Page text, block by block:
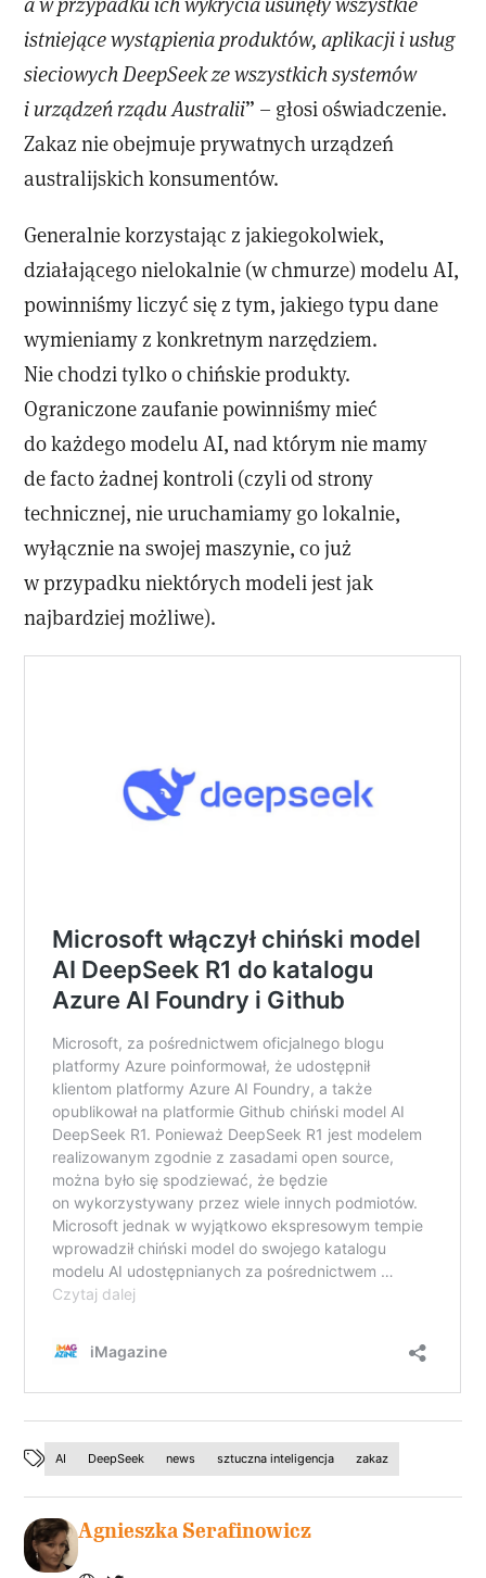
istniejące wystąpienia produktów, aplikacji i usług
sieciowych DeepSeek ze wszystkich systemów
i urządzeń rządu Australii” – głosi oświadczenie.
Zakaz nie obejmuje prywatnych urządzeń
australijskich konsumentów.
Generalnie korzystając z jakiegokolwiek,
działającego nielokalnie (w chmurze) modelu AI,
powinniśmy liczyć się z tym, jakiego typu dane
wymieniamy z konkretnym narzędziem.
Nie chodzi tylko o chińskie produkty.
Ograniczone zaufanie powinniśmy mieć
do każdego modelu AI, nad którym nie mamy
de facto żadnej kontroli (czyli od strony
technicznej, nie uruchamiamy go lokalnie,
wyłącznie na swojej maszynie, co już
w przypadku niektórych modeli jest jak
najbardziej możliwe).
AI DeepSeek news sztuczna inteligencja zakaz
Agnieszka Serafinowicz